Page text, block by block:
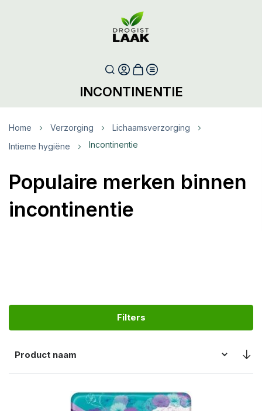
INCONTINENTIE
Home Verzorging
Lichaamsverzorging
Intieme hygiëne
Incontinentie
Populaire merken binnen
incontinentie
Filters